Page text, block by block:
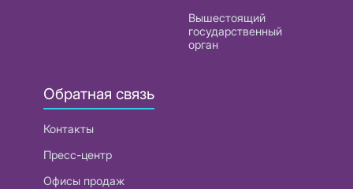
Вышестоящий
государственный
орган
Обратная связь
Контакты
Пресс-центр
Офисы продаж